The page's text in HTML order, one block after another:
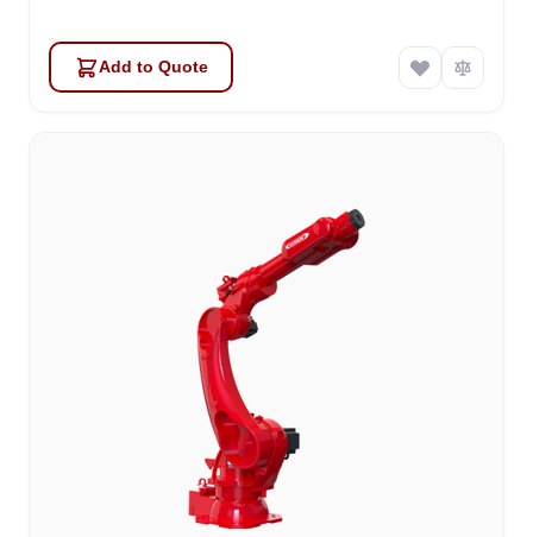
Add to Quote